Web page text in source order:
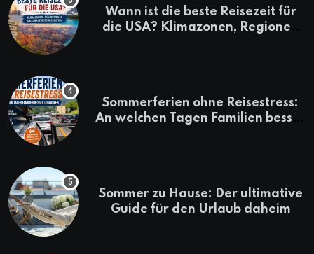
Wann ist die beste Reisezeit für
die USA? Klimazonen, Regionen
Sommerferien ohne Reisestress:
An welchen Tagen Familien besser
Sommer zu Hause: Der ultimative
Guide für den Urlaub daheim